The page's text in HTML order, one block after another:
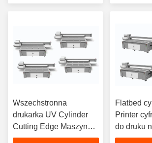
Wszechstronna
drukarka UV Cylinder
Cutting Edge Maszyna
do druku cylindrowego
Flatbed
Printer
do druku